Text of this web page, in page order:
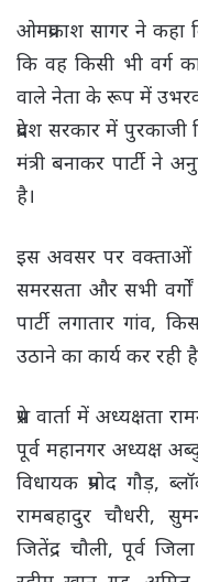
ओमप्रकाश सागर ने
कि वह किसी भी वर्ग
वाले नेता के रूप में
प्रदेश सरकार में
मंत्री बनाकर पार्टी ने
है।
इस अवसर पर वक्ताओं
समरसता और सभी
पार्टी लगातार गांव,
उठाने का कार्य कर रही
प्रेस वार्ता में
पूर्व महानगर अध्यक्ष
विधायक प्रमोद गौड़,
रामबहादुर चौधरी,
जितेंद्र चौली, पूर्व